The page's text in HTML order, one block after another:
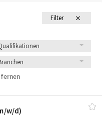
Filter
​w/​d)